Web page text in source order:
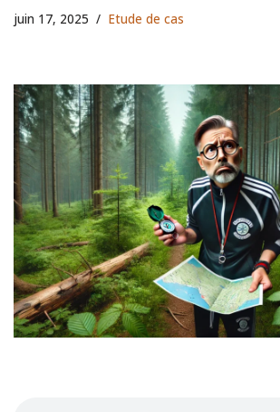
juin 17, 2025 Etude de cas